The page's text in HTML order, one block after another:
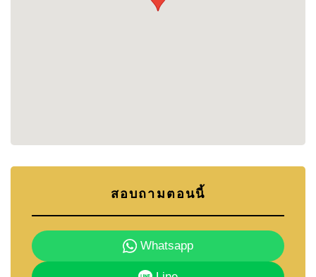
info@cornerstone.co.th
สอบถามตอนนี้
Whatsapp